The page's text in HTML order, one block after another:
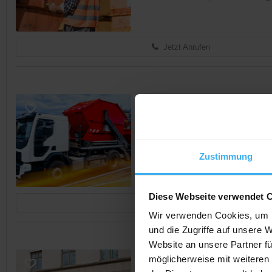
Zustimmung
Diese Webseite verwendet
Wir verwenden Cookies,
und die Zugriffe auf unsere
Website an unsere Partner
möglicherweise mit
Jetzt Anrufen
Hammerweg 2, 95659 Arzberg,
Jetzt Anrufen